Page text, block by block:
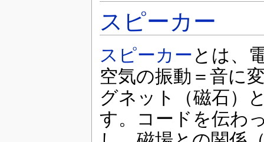
スピーカー
スピーカー とは、
空気の振動＝音に
グネット（磁石）
す。コードを伝わ